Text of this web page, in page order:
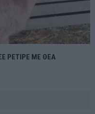
ΡΕΤΙΡΕ ΜΕ ΘΕΑ